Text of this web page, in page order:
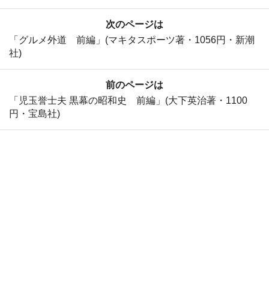
前のページは
「児玉誉士夫 黒幕の昭和史 前編」(大下英治著・1100
円・宝島社)
次のページは
「グルメ外道 前編」(マキタスポーツ著・1056円・新潮
社)